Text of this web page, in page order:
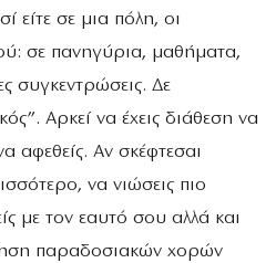
είτε σε μια πόλη, οι
σε πανηγύρια, μαθήματα,
συγκεντρώσεις. Δε
Αρκεί να έχεις διάθεση να
αφεθείς. Αν σκέφτεσαι
να νιώσεις πιο
με τον εαυτό σου αλλά και
παραδοσιακών χορών